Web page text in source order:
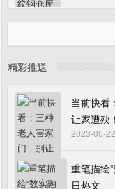
精彩推送
当前快看
让家遭殃！
2023-05-
重笔描绘
日热文